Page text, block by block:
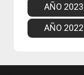
AÑO 2023
AÑO 2022